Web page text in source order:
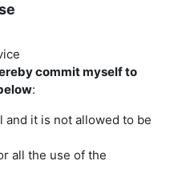
commit myself to
:
and it is not allowed to be
all the use of the